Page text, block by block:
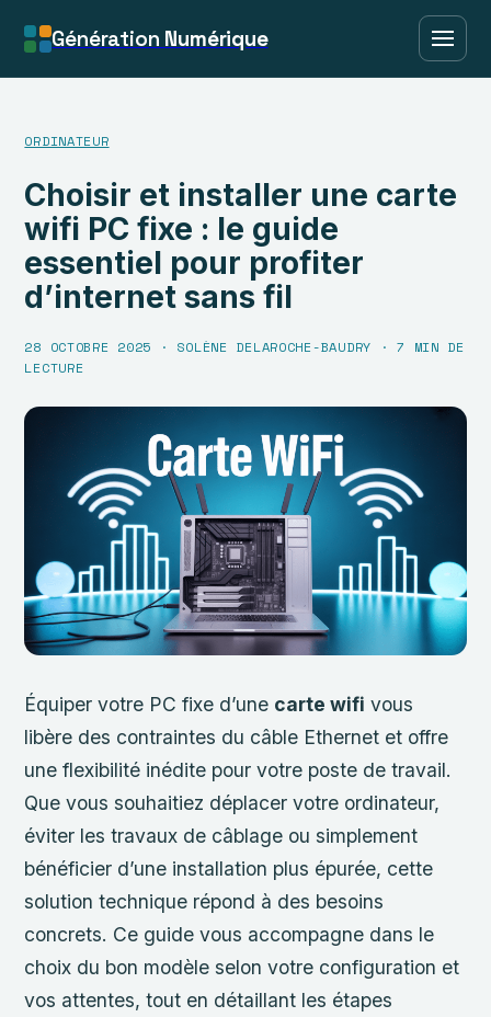
Génération Numérique
ORDINATEUR
Choisir et installer une carte
wifi PC fixe : le guide
essentiel pour profiter
d’internet sans fil
28 OCTOBRE 2025 · SOLÈNE DELAROCHE-BAUDRY · 7 MIN DE
LECTURE
Équiper votre PC fixe d’une carte wifi vous
libère des contraintes du câble Ethernet et offre
une flexibilité inédite pour votre poste de travail.
Que vous souhaitiez déplacer votre ordinateur,
éviter les travaux de câblage ou simplement
bénéficier d’une installation plus épurée, cette
solution technique répond à des besoins
concrets. Ce guide vous accompagne dans le
choix du bon modèle selon votre configuration et
vos attentes, tout en détaillant les étapes